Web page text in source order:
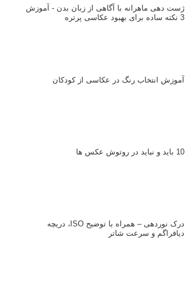
ژست دهی ماهرانه با آگاهی از زبان بدن - آموزش
3 نکته ساده برای بهبود عکاسی پرتره
آموزش انتخاب رنگ در عکاسی از کودکان
10 باید و نباید در روتوش عکس ها
درک نوردهی – همراه با توضیح ISO، دریچه
دیافراگم و سرعت شاتر